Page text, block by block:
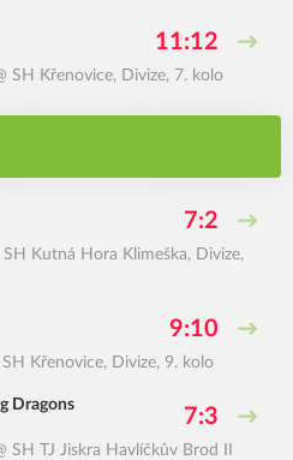
11:12
SH Křenovice, Divize, 7. kolo
7:2
SH Kutná Hora Klimeška, Divize,
9:10
SH Křenovice, Divize, 9. kolo
Dragons
7:3
SH TJ Jiskra Havlíčkův Brod II